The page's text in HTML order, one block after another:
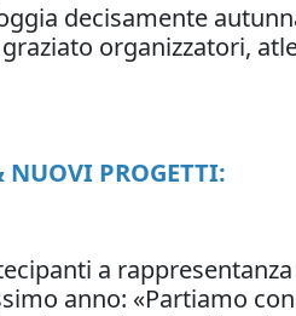
decisamente
organizzatori,
PROGETTI:
a
anno: «Partiamo